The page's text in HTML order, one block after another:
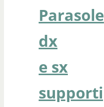
Parasole
dx
e sx
supporti